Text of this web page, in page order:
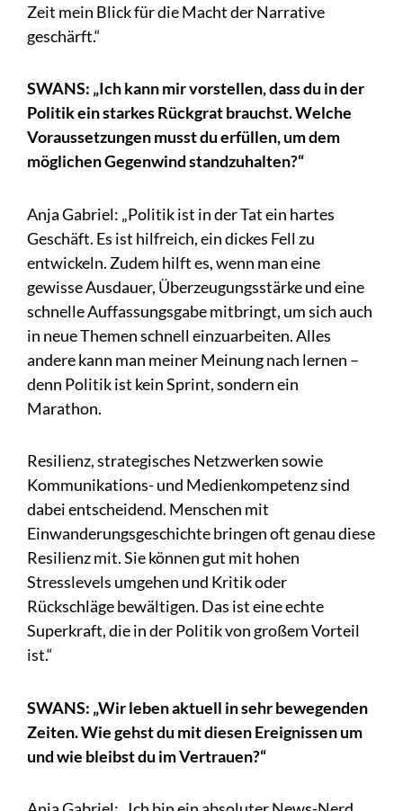
Zeit mein Blick für die Macht der Narrative
geschärft.“
SWANS: „Ich kann mir vorstellen, dass du in der
Politik ein starkes Rückgrat brauchst. Welche
Voraussetzungen musst du erfüllen, um dem
möglichen Gegenwind standzuhalten?“
Anja Gabriel: „Politik ist in der Tat ein hartes
Geschäft. Es ist hilfreich, ein dickes Fell zu
entwickeln. Zudem hilft es, wenn man eine
gewisse Ausdauer, Überzeugungsstärke und eine
schnelle Auffassungsgabe mitbringt, um sich auch
in neue Themen schnell einzuarbeiten. Alles
andere kann man meiner Meinung nach lernen –
denn Politik ist kein Sprint, sondern ein
Marathon.
Resilienz, strategisches Netzwerken sowie
Kommunikations- und Medienkompetenz sind
dabei entscheidend. Menschen mit
Einwanderungsgeschichte bringen oft genau diese
Resilienz mit. Sie können gut mit hohen
Stresslevels umgehen und Kritik oder
Rückschläge bewältigen. Das ist eine echte
Superkraft, die in der Politik von großem Vorteil
ist.“
SWANS: „Wir leben aktuell in sehr bewegenden
Zeiten. Wie gehst du mit diesen Ereignissen um
und wie bleibst du im Vertrauen?“